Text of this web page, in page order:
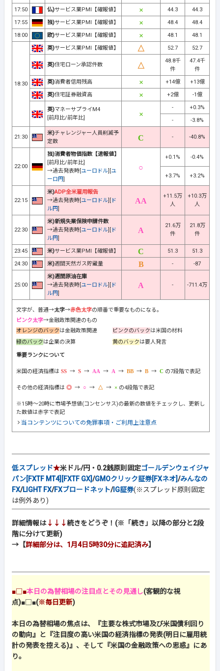
17:50
仏)サービス業PMI【確報値】 44.3
44.3
17:55
独)サービス業PMI【確報値】 48.4
48.4
18:00
欧)サービス業PMI【確報値】 48.1 48.1
18:30
英)サービス業PMI【確報値】 52.7 52.7
英)住宅ローン承認件数
48.8千
件
47.4千
件
英)消費者信用残高 +14億
+13億
英)住宅証券融資高 +2億 -1億
英)マネーサプライM4
[前月比/前年比]
-
+0.3%
-
-3.8%
21:30
米)チャレンジャー人員削減予
定数
- -40.8%
22:00
独)消費者物価指数【速報値】
[前月比/前年比]
→過去発表時[ ユーロドル ユ
ーロ円
+0.1% -0.4%
+3.7% +3.2%
22:15
米)ADP全米雇用報告
→過去発表時[ ユーロドル
ド
ル円
+11.5万
人
+10.3万
人
22:30
米)新規失業保険申請件数
→過去発表時[ ユーロドル
ド
ル円
21.6万
件
21.8万
件
23:45 米)サービス業PMI【確報値】 51.3
51.3
24:30
米)週間天然ガス貯蔵量 - -87
25:00
米)週間原油在庫
→過去発表時[ ユーロドル
ド
ル円
- -711.4万
文字が、普通→太字→赤色太字の順番で重要なものになる。
ピンク太字→金融政策関連のもの
オレンジのバックは金融政策関連 ピンクのバックは米国の材料
緑のバックは企業の決算 黄のバックは要人発言
重要ランクについて
米国の経済指標は → → → → → → の7段階で表記
その他の経済指標は → → → の4段階で表記
※15時～20時に市場予想値(コンセンサス)の最新の数値をチェックし、更新し
た数値は赤字で表記
当コンテンツについての免罪事項・ご利用上注意点
低スプレッド★米ドル/円・0.2銭原則固定ゴールデンウェイジャ
パン[FXTF MT4][FXTF GX]/GMOクリック証券[FXネオ]/みんなの
FX/LIGHT FX/FXブロードネット/IG証券(※スプレッド原則固定
は例外あり)
詳細情報は↓↓↓続きをどうぞ！(※「続き」以降の部分と2段
階に分けて更新)
→【詳細部分は、1月4日5時30分に追記済み】
■□■本日の為替相場の注目点とその見通し(客観的な視
点)■□■(※毎日更新)
本日の為替相場の焦点は、『主要な株式市場及び米国債利回り
の動向』と『注目度の高い米国の経済指標の発表(明日に雇用統
計の発表を控える)』、そして『米国の金融政策への思惑』にあ
り。